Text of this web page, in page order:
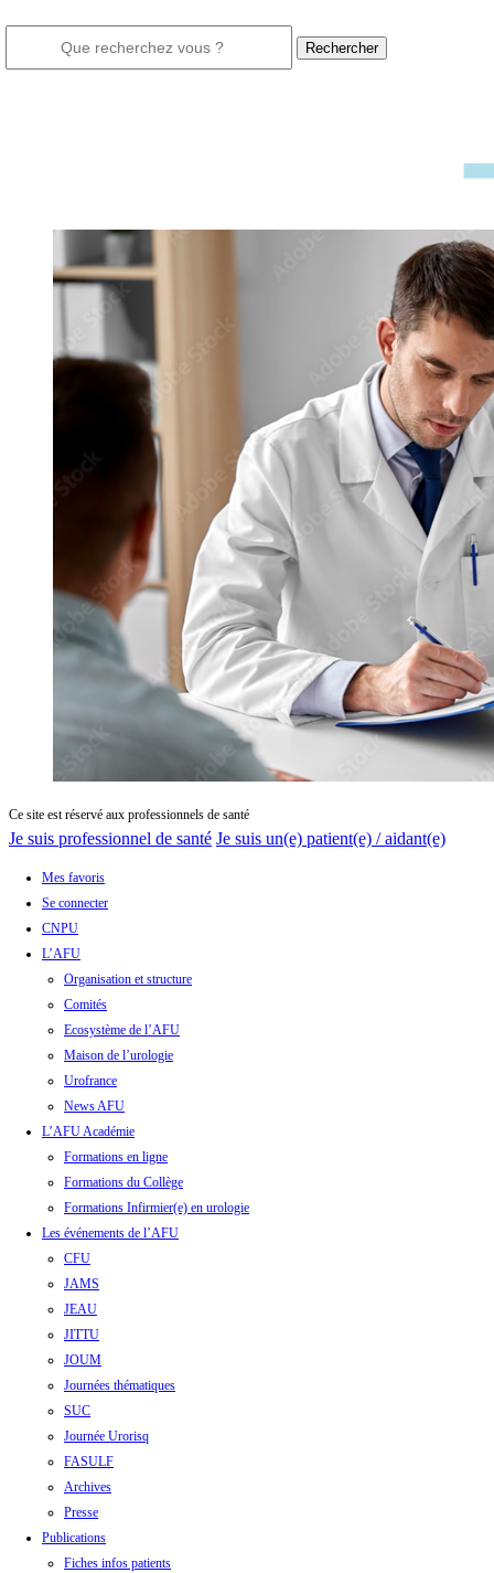
Ce site est réservé aux professionnels de santé
Je suis professionnel de santé Je suis un(e) patient(e) / aidant(e)
Mes favoris
Se connecter
CNPU
L’AFU
Organisation et structure
Comités
Ecosystème de l’AFU
Maison de l’urologie
Urofrance
News AFU
L’AFU Académie
Formations en ligne
Formations du Collège
Formations Infirmier(e) en urologie
Les événements de l’AFU
CFU
JAMS
JEAU
JITTU
JOUM
Journées thématiques
SUC
Journée Urorisq
FASULF
Archives
Presse
Publications
Fiches infos patients